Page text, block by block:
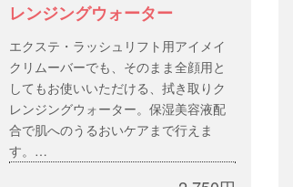
レンジングウォーター
エクステ・ラッシュリフト用アイメイ
クリムーバーでも、そのまま全顔用と
してもお使いいただける、拭き取りク
レンジングウォーター。保湿美容液配
合で肌へのうるおいケアまで行えま
す。
オイル・アルコール・パラベン・合